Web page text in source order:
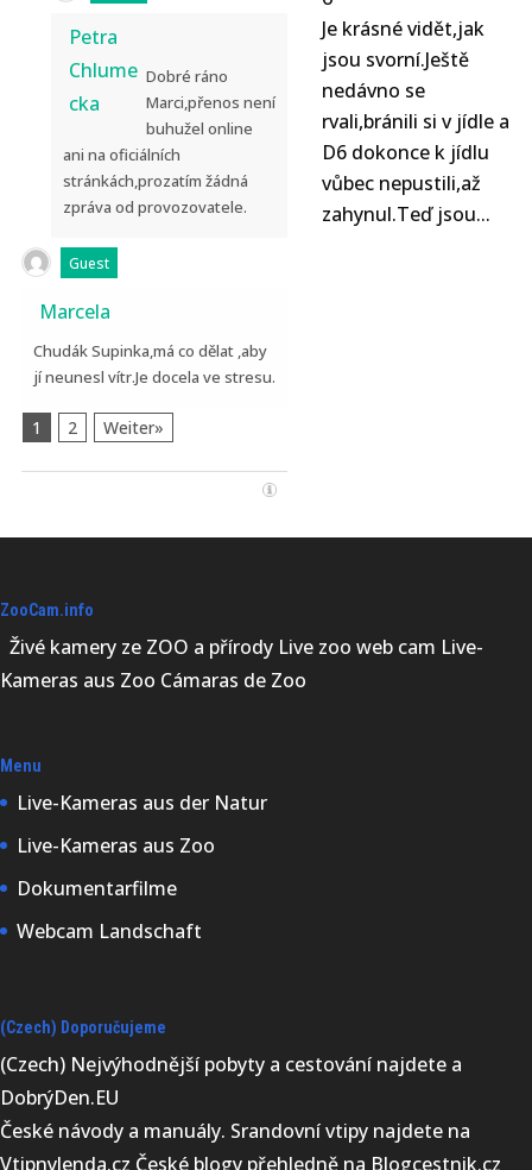
Je krásné vidět,jak
jsou svorní.Ještě
nedávno se
rvali,bránili si v jídle a
D6 dokonce k jídlu
vůbec nepustili,až
zahynul.Teď jsou...
Petra
Chlume
cka
Dobré ráno
Marci,přenos není
buhužel online
ani na oficiálních
stránkách,prozatím žádná
zpráva od provozovatele.
Guest
Marcela
Chudák Supinka,má co dělat ,aby
jí neunesl vítr.Je docela ve stresu.
1 2 Weiter»
ZooCam.info
Živé kamery ze ZOO a přírody Live zoo web cam Live-
Kameras aus Zoo Cámaras de Zoo
Menu
Live-Kameras aus der Natur
Live-Kameras aus Zoo
Dokumentarfilme
Webcam Landschaft
(Czech) Doporučujeme
(Czech) Nejvýhodnější pobyty a cestování najdete a
DobrýDen.EU
České návody a manuály. Srandovní vtipy najdete na
VtipnyJenda.cz České blogy přehledně na Blogcestnik.cz